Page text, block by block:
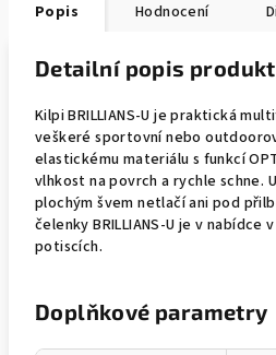
Popis Hodnocení
Detailní popis
Kilpi BRILLIANS-U je praktická
veškeré sportovní nebo
elastickému materiálu s funkcí
vlhkost na povrch a rychle schne.
plochým švem netlačí ani pod
čelenky BRILLIANS-U je v
potiscích.
Doplňkové parametry